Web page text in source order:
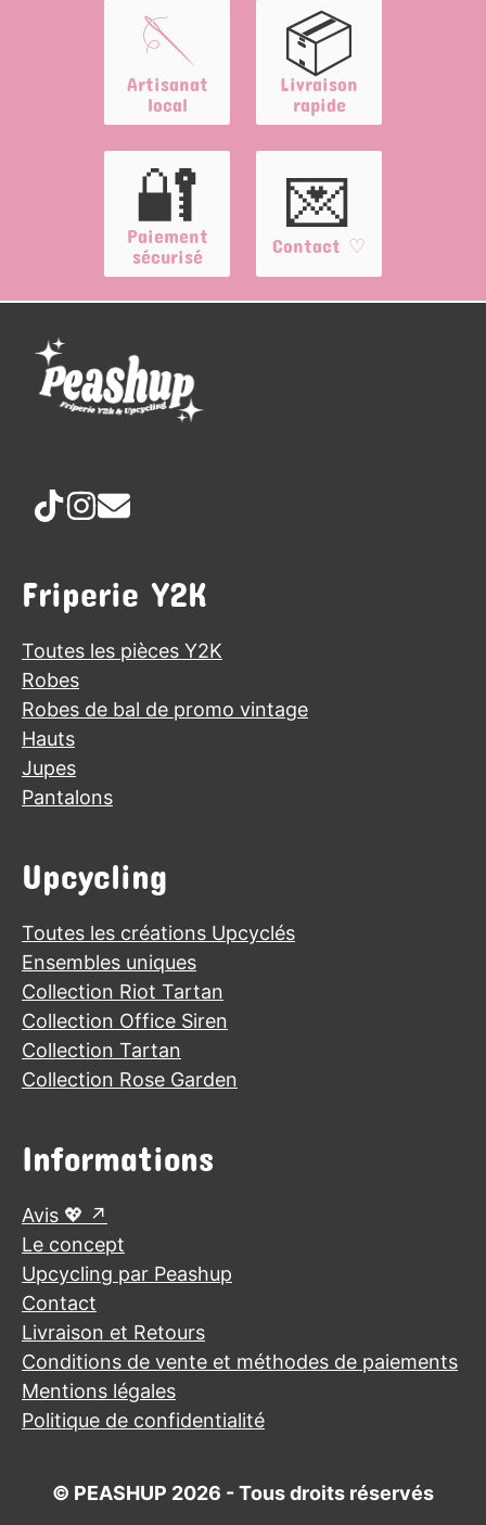
🪡
Artisanat
local
📦
Livraison
rapide
🔐
Paiement
sécurisé
💌
Contact ♡
Friperie Y2K
Toutes les pièces Y2K
Robes
Robes de bal de promo vintage
Hauts
Jupes
Pantalons
Upcycling
Toutes les créations Upcyclés
Ensembles uniques
Collection Riot Tartan
Collection Office Siren
Collection Tartan
Collection Rose Garden
Informations
Avis 💖
Le concept
Upcycling par Peashup
Contact
Livraison et Retours
Conditions de vente et méthodes de paiements
Mentions légales
Politique de confidentialité
© PEASHUP 2026 - Tous droits réservés